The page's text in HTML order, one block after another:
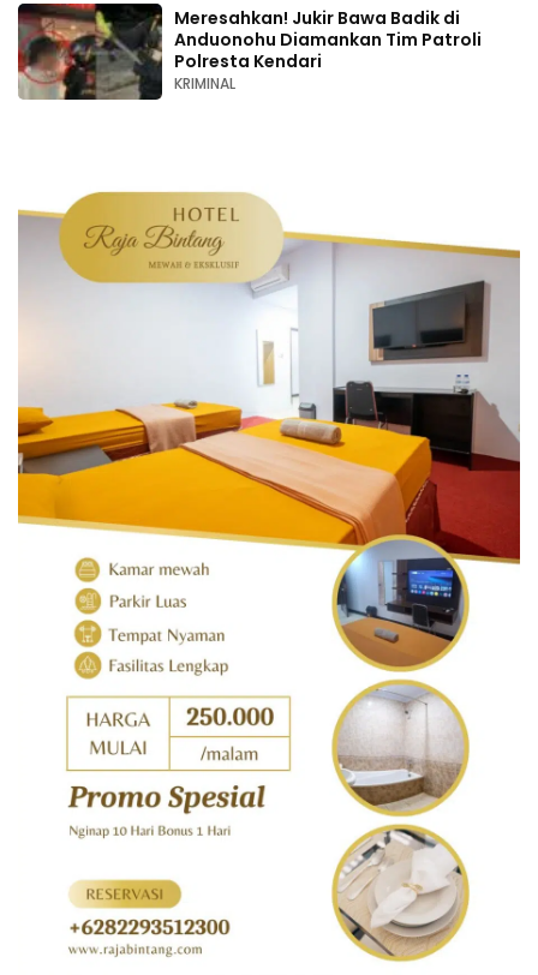
Meresahkan! Jukir Bawa Badik di
Anduonohu Diamankan Tim Patroli
Polresta Kendari
KRIMINAL